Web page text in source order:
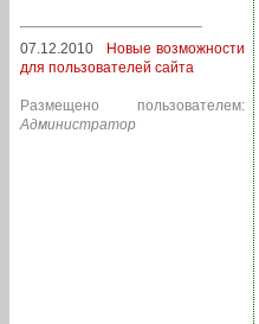
07.12.2010
Новые возможности
для пользователей сайта
Размещено пользователем:
Администратор